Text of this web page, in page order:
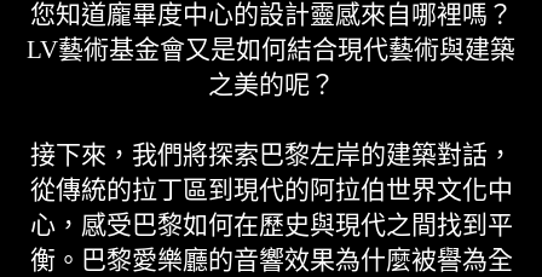
您知道龐畢度中心的設計靈感來自哪裡嗎？
LV藝術基金會又是如何結合現代藝術與建築
之美的呢？
接下來，我們將探索巴黎左岸的建築對話，
從傳統的拉丁區到現代的阿拉伯世界文化中
心，感受巴黎如何在歷史與現代之間找到平
衡。巴黎愛樂廳的音響效果為什麼被譽為全